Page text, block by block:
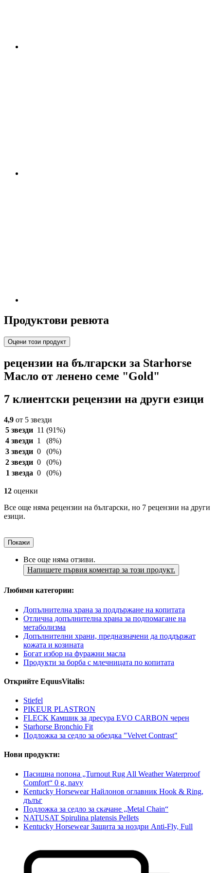
Продуктови ревюта
Оцени този продукт
рецензии на български за Starhorse
Масло от ленено семе "Gold"
7 клиентски рецензии на други езици
4,9 от 5 звезди
5 звезди 11 (91%)
4 звезди 1
(8%)
3 звезди 0
(0%)
2 звезди 0
(0%)
1 звезда 0 (0%)
12 оценки
Все още няма рецензии на български, но 7 рецензии на други
езици.
Покажи
Все още няма отзиви.
Напишете първия коментар за този продукт.
Любими категории:
Допълнителна храна за поддържане на копитата
Отлична допълнителна храна за подпомагане на
метаболизма
Допълнителни храни, предназначени да поддържат
кожата и козината
Богат избор на фуражни масла
Продукти за борба с млечницата по копитата
Открийте EquusVitalis:
Stiefel
PIKEUR PLASTRON
FLECK Камшик за дресура EVO CARBON черен
Starhorse Bronchio Fit
Подложка за седло за обездка "Velvet Contrast"
Нови продукти:
Пасищна попона „Turnout Rug All Weather Waterproof
Comfort“ 0 g, navy
Kentucky Horsewear Найлонов оглавник Hook & Ring,
дълъг
Подложка за седло за скачане „Metal Chain“
NATUSAT Spirulina platensis Pellets
Kentucky Horsewear Защита за ноздри Anti-Fly, Full